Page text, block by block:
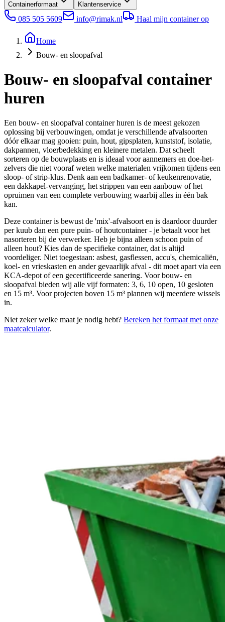
Containerformaat Klantenservice
085 505 5609 info@rimak.nl Haal mijn container op
Home
Bouw- en sloopafval
Bouw- en sloopafval container
huren
Een bouw- en sloopafval container huren is de meest gekozen
oplossing bij verbouwingen, omdat je verschillende afvalsoorten
dóór elkaar mag gooien: puin, hout, gipsplaten, kunststof, isolatie,
dakpannen, vloerbedekking en kleinere metalen. Dat scheelt
sorteren op de bouwplaats en is ideaal voor aannemers en doe-het-
zelvers die niet vooraf weten welke materialen vrijkomen tijdens een
sloop- of strip-klus. Denk aan een badkamer- of keukenrenovatie,
een dakkapel-vervanging, het strippen van een aanbouw of het
opruimen van een complete verbouwing waarbij alles in één bak
kan.
Deze container is bewust de 'mix'-afvalsoort en is daardoor duurder
per kuub dan een pure puin- of houtcontainer - je betaalt voor het
nasorteren bij de verwerker. Heb je bijna alleen schoon puin of
alleen hout? Kies dan de specifieke container, dat is altijd
voordeliger. Niet toegestaan: asbest, gasflessen, accu's, chemicaliën,
koel- en vrieskasten en ander gevaarlijk afval - dit moet apart via een
KCA-depot of een gecertificeerde sanering. Voor bouw- en
sloopafval bieden wij alle vijf formaten: 3, 6, 10 open, 10 gesloten
en 15 m³. Voor projecten boven 15 m³ plannen wij meerdere wissels
in.
Niet zeker welke maat je nodig hebt? Bereken het formaat met onze
maatcalculator.